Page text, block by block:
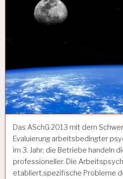
Das ASchG 2013 mit dem
Evaluierung arbeitsbedingter
im 3. Jahr; die Betriebe handeln
professioneller. Die
etabliert,spezifische Probleme